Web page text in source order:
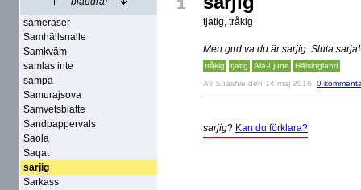
sameräser
Samhällsnalle
Samkväm
samlas inte
sampa
Samurajsova
Samvetsblatte
Sandpappervals
Saola
Saqat
sarjig
Sarkass
1
tjatig, tråkig
Men gud va du är sarjig. Sluta sarja!
tråkig tjatig Ala-Ljune Hälsingland
Av Shäshie den 14 maj 2016 0
sarjig? Kan du förklara?